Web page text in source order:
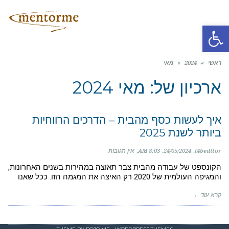
פתח סרגל נגישות
ראשי »
2024
» מאי
ארכיון של: מאי 2024
איך לעשות כסף מהבית – הדרכים הרווחיות
ביותר לשנת 2025
i4beditor
24/05/2024
8:03 AM אין תגובות
הקונספט של עבודה מהבית צבר תאוצה במהירות בשנים האחרונות,
והמגיפה העולמית של 2020 רק האיצה את המגמה הזו. ככל שאנו
קרא עוד ←